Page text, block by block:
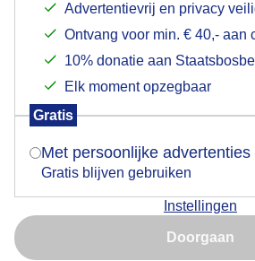
Advertentievrij en privacy
Ontvang voor min. € 40,- aan
10% donatie aan
Elk moment opzegbaar
Gratis
Met persoonlijke advertenties
Gratis blijven gebruiken
Instellingen
Doorgaan
Door: ria brasser Gemaakt: 11-09-2025, 24x
Indien je hier nog geen akkoord
verschijnt er zo een pop-up uit
Is goed, toon de
Nu niet, misschien